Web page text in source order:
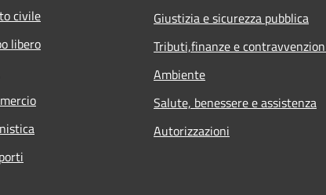
civile
libero
Giustizia e sicurezza pubblica
Tributi,finanze e
Ambiente
Salute, benessere e assistenza
Autorizzazioni